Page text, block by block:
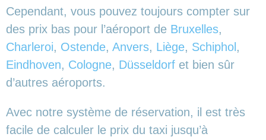
Cependant, vous pouvez toujours compter sur
des prix bas pour l’aéroport de Bruxelles,
Charleroi, Ostende, Anvers, Liège, Schiphol ,
Eindhoven, Cologne, Düsseldorf et bien sûr
d’autres aéroports.
Avec notre système de réservation, il est très
facile de calculer le prix du taxi jusqu’à